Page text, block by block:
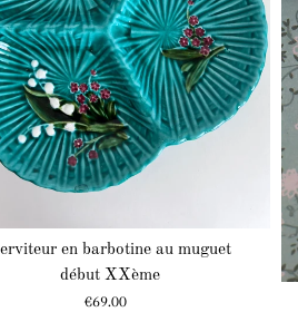
en barbotine au muguet
début XXème
Prix
€69.00